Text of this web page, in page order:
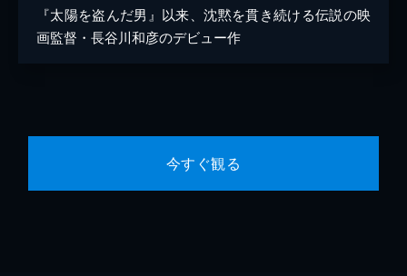
『太陽を盗んだ男』以来、沈黙を貫き続ける伝説の映
画監督・長谷川和彦のデビュー作
今すぐ観る